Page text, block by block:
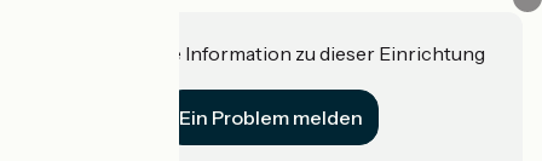
Haben Sie eine Information zu dieser Einrichtung
Ein Problem melden